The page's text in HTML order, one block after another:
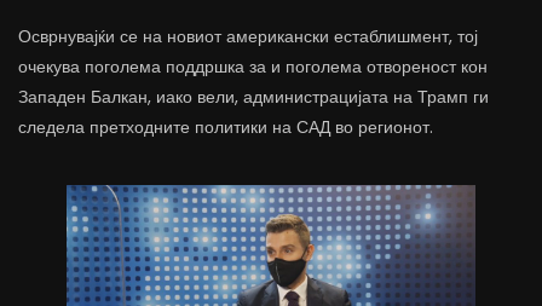
Осврнувајќи се на новиот американски естаблишмент, тој
очекува поголема поддршка за и поголема отвореност кон
Западен Балкан, иако вели, администрацијата на Трамп ги
следела претходните политики на САД во регионот.